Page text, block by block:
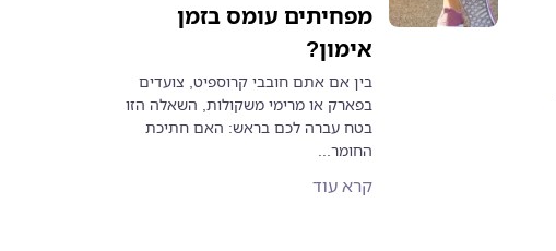
מפחיתים עומס בזמן
אימון?
בין אם אתם חובבי קרוספיט, צועדים
בפארק או מרימי משקולות, השאלה הזו
בטח עברה לכם בראש: האם חתיכת
החומר...
קרא עוד